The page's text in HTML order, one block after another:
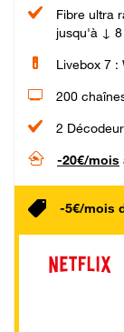
Fibre ultra
jusqu'à ↓
Livebox 7 :
200
2
-20€/mois
-5€/mois